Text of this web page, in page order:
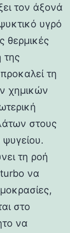
τον άξονά
υγρό
θερμικές
της
τη
χημικών
στους
τη ροή
να
στο
να